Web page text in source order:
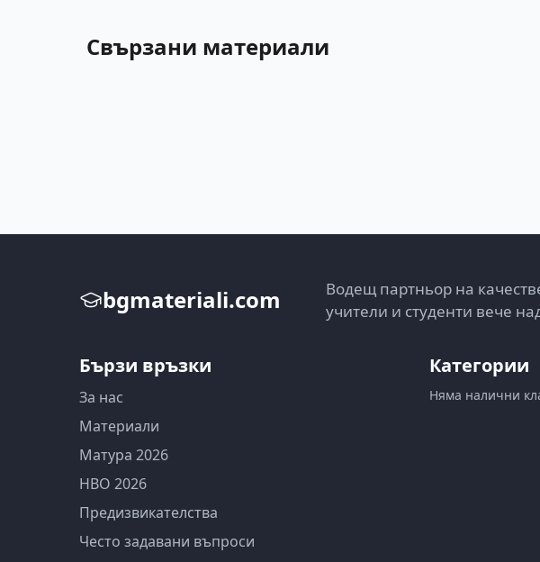
Свързани материали
bgmateriali.com
Водещ партньор на
учители и студенти вече
Бързи връзки
За нас
Материали
Матура 2026
НВО 2026
Предизвикателства
Често задавани въпроси
Категории
Няма налични